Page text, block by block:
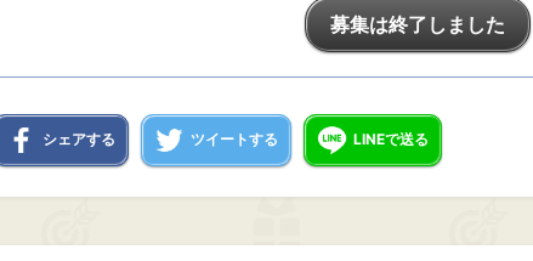
募集は終了しました
シェアする ツイートする LINEで送る